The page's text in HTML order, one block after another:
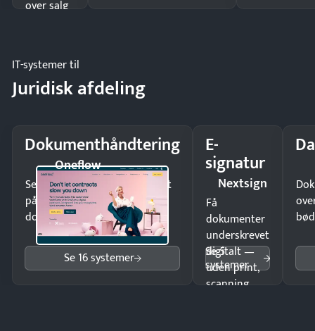
over salg
IT-systemer til
Juridisk afdeling
Dokumenthåndtering
Oneflow
Send kontrakter til underskrift
på minutter og mist ingen
dokumenter.
Se 16 systemer
E-
signatur
Nextsign
Få
dokumenter
underskrevet
digitalt —
uden print,
scanning
Se 5
systemer